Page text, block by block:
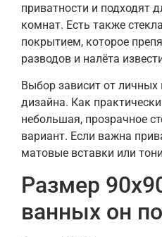
приватности и подходят
комнат. Есть также
покрытием, которое
разводов и налёта
Выбор зависит от личных
дизайна. Как
небольшая, прозрачное
вариант. Если важна
матовые вставки или
Размер
ванных он